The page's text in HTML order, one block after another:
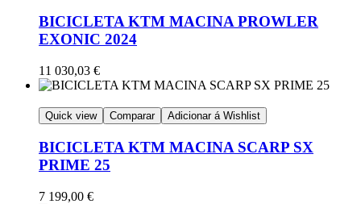
BICICLETA KTM MACINA PROWLER
EXONIC 2024
11 030,03 €
Quick view Comparar Adicionar á Wishlist
BICICLETA KTM MACINA SCARP SX
PRIME 25
7 199,00 €